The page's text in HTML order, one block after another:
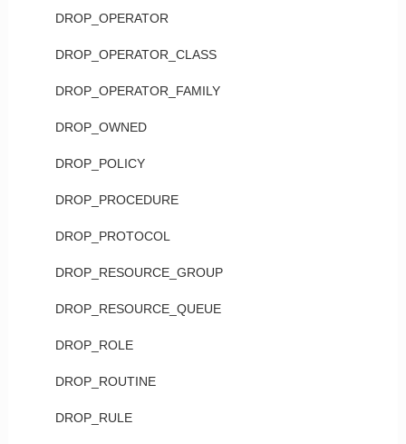
DROP_OPERATOR
DROP_OPERATOR_CLASS
DROP_OPERATOR_FAMILY
DROP_OWNED
DROP_POLICY
DROP_PROCEDURE
DROP_PROTOCOL
DROP_RESOURCE_GROUP
DROP_RESOURCE_QUEUE
DROP_ROLE
DROP_ROUTINE
DROP_RULE